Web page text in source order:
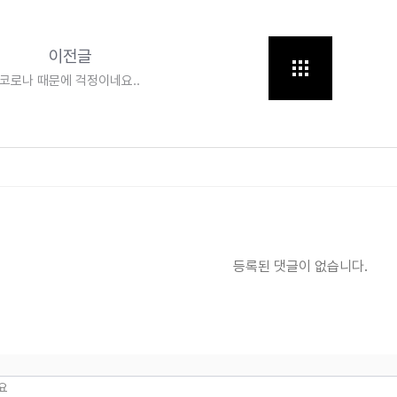
이전글
코로나 때문에 걱정이네요..
등록된 댓글이 없습니다.